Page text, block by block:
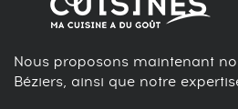
Nous proposons maintenant
Béziers, ainsi que notre